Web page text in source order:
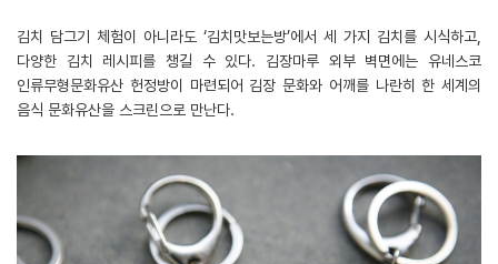
김치 담그기 체험이 아니라도 ‘김치맛보는방’에서 세 가지 김치를 시식하고,
다양한 김치 레시피를 챙길 수 있다. 김장마루 외부 벽면에는 유네스코
인류무형문화유산 헌정방이 마련되어 김장 문화와 어깨를 나란히 한 세계의
음식 문화유산을 스크린으로 만난다.